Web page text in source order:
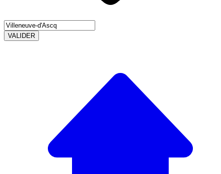
VALIDER